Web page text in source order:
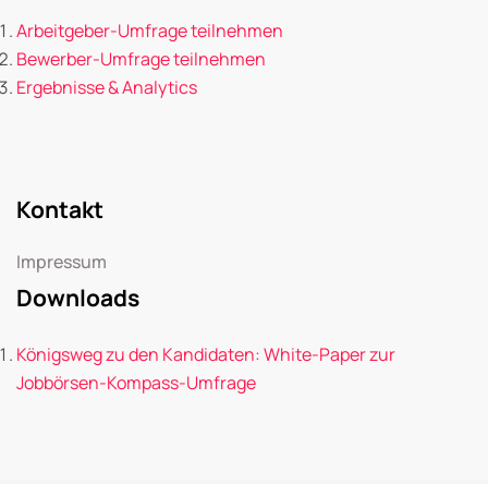
Arbeitgeber-Umfrage teilnehmen
Bewerber-Umfrage teilnehmen
Ergebnisse & Analytics
Kontakt
Impressum
Downloads
Königsweg zu den Kandidaten: White-Paper zur
Jobbörsen-Kompass-Umfrage